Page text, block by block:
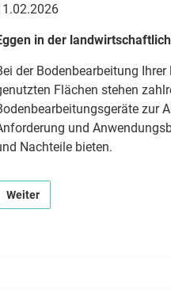
in der
der Bodenbearbeitung
Flächen stehen
zur
und
Nachteile bieten.
Weiter